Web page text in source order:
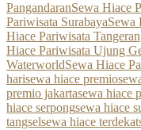
PangandaranSewa Hiace
Pariwisata SurabayaSewa
Hiace Pariwisata
Hiace Pariwisata Ujung
WaterworldSewa Hiace
harisewa hiace premio
premio jakartasewa hiace
hiace serpongsewa hiace
tangselsewa hiace terdekat